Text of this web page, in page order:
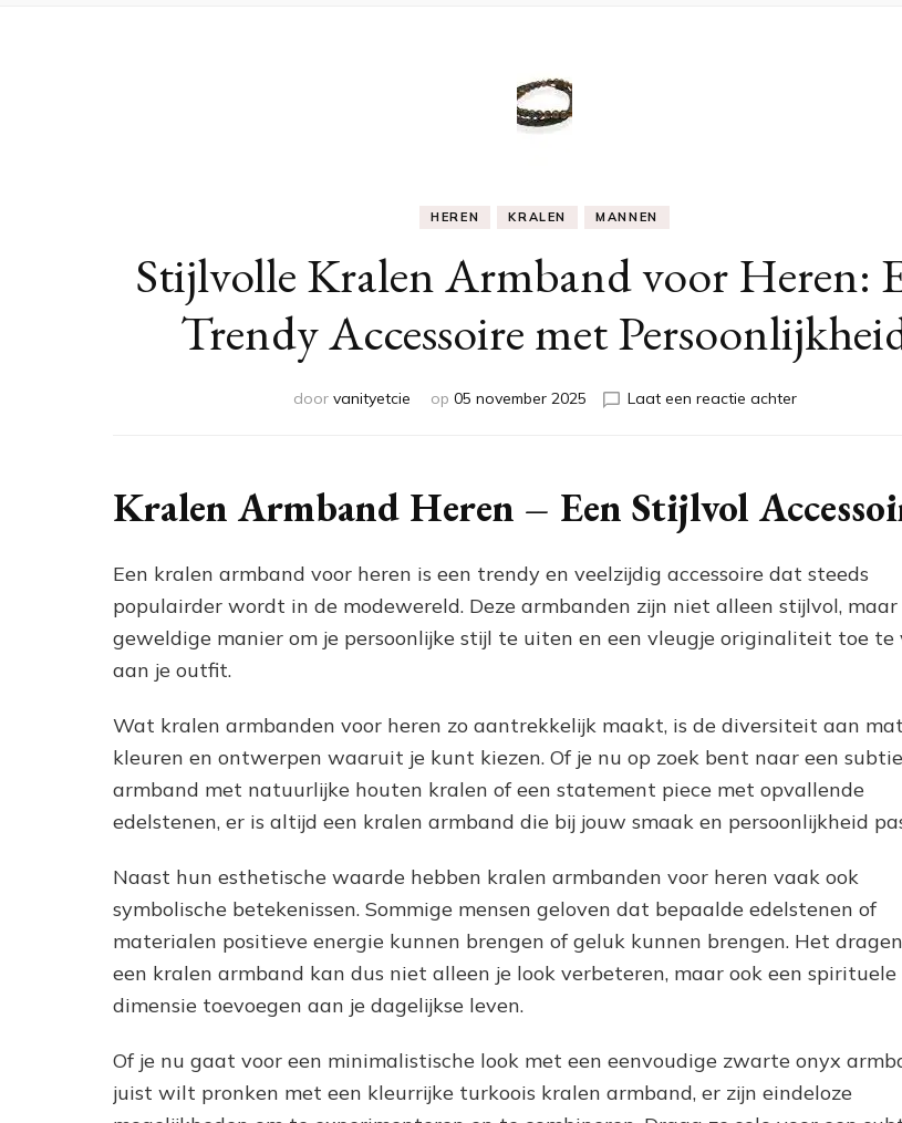
HEREN KRALEN MANNEN
Stijlvolle Kralen Armband voor Heren:
Trendy Accessoire met
door vanityetcie op 05 november 2025 Laat een reactie achterop
Heren:
Accessoire
met
Persoonlijkheid
Kralen Armband Heren – Een Stijlvol
Een kralen armband voor heren is een trendy en veelzijdig accessoire dat steeds
populairder wordt in de modewereld. Deze armbanden zijn niet alleen stijlvol, maar
geweldige manier om je persoonlijke stijl te uiten en een vleugje originaliteit toe te
aan je outfit.
Wat kralen armbanden voor heren zo aantrekkelijk maakt, is de diversiteit aan
kleuren en ontwerpen waaruit je kunt kiezen. Of je nu op zoek bent naar een
armband met natuurlijke houten kralen of een statement piece met opvallende
edelstenen, er is altijd een kralen armband die bij jouw smaak en persoonlijkheid
Naast hun esthetische waarde hebben kralen armbanden voor heren vaak ook
symbolische betekenissen. Sommige mensen geloven dat bepaalde edelstenen of
materialen positieve energie kunnen brengen of geluk kunnen brengen. Het
een kralen armband kan dus niet alleen je look verbeteren, maar ook een spirituele
dimensie toevoegen aan je dagelijkse leven.
Of je nu gaat voor een minimalistische look met een eenvoudige zwarte onyx
juist wilt pronken met een kleurrijke turkoois kralen armband, er zijn eindeloze